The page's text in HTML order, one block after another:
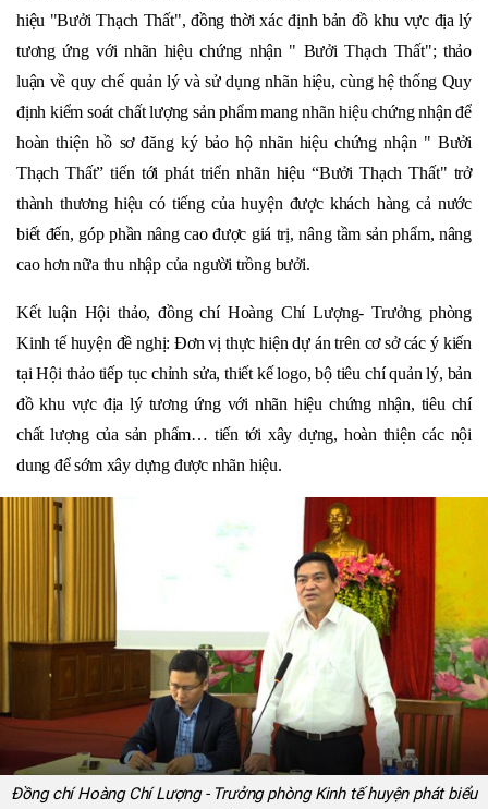
hiệu "Bưởi Thạch Thất", đồng thời xác định bản đồ khu vực địa lý
tương ứng với nhãn hiệu chứng nhận " Bưởi Thạch Thất"; thảo
luận về quy chế quản lý và sử dụng nhãn hiệu, cùng hệ thống Quy
định kiểm soát chất lượng sản phẩm mang nhãn hiệu chứng nhận để
hoàn thiện hồ sơ đăng ký bảo hộ nhãn hiệu chứng nhận " Bưởi
Thạch Thất” tiến tới phát triển nhãn hiệu “Bưởi Thạch Thất" trở
thành thương hiệu có tiếng của huyện được khách hàng cả nước
biết đến, góp phần nâng cao được giá trị, nâng tầm sản phẩm, nâng
cao hơn nữa thu nhập của người trồng bưởi.
Kết luận Hội thảo, đồng chí Hoàng Chí Lượng- Trưởng phòng
Kinh tế huyện đề nghị: Đơn vị thực hiện dự án trên cơ sở các ý kiến
tại Hội thảo tiếp tục chỉnh sửa, thiết kế logo, bộ tiêu chí quản lý, bản
đồ khu vực địa lý tương ứng với nhãn hiệu chứng nhận, tiêu chí
chất lượng của sản phẩm… tiến tới xây dựng, hoàn thiện các nội
dung để sớm xây dựng được nhãn hiệu.
Đồng chí Hoàng Chí Lượng - Trưởng phòng Kinh tế huyện phát biểu